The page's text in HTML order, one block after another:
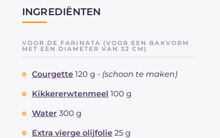
INGREDIËNTEN
VOOR DE FARINATA (VOOR EEN BAKVORM
MET EEN DIAMETER VAN 32 CM)
Courgette 120 g - (schoon te maken)
Kikkererwtenmeel 100 g
Water 300 g
Extra vierge olijfolie 25 g